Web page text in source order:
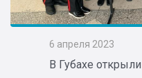
6 апреля 2023
В Губахе